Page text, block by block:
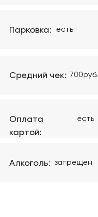
Парковка: есть
Алкоголь: запрещен
Оплата
картой:
есть
Средний чек: 700руб.